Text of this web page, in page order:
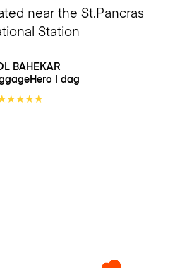
near the St.Pancras
Station
BAHEKAR
I dag
★★★★